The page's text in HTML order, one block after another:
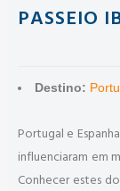
PASSEIO
Destino:
Portugal e
influenciaram em
Conhecer estes